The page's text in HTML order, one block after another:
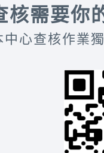
核需要你
中心查核作業